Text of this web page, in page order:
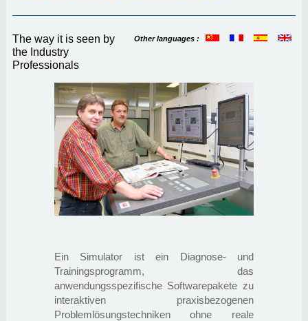
Other languages :
The way it is seen by
the Industry
Professionals
Ein Simulator ist ein Diagnose- und
Trainingsprogramm, das
anwendungsspezifische Softwarepakete zu
interaktiven praxisbezogenen
Problemlösungstechniken ohne reale